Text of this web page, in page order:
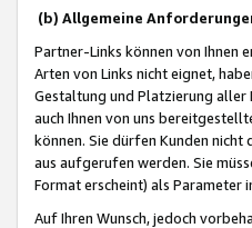
(b) Allgemeine
Partner-Links können von Ihnen
Arten von Links nicht eignet,
Gestaltung und Platzierung aller
auch Ihnen von uns
können. Sie dürfen Kunden nicht
aus aufgerufen werden. Sie
Format erscheint) als Parameter
Auf Ihren Wunsch, jedoch